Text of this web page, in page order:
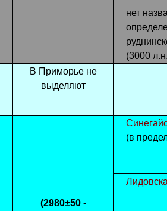
нет
(3000
В Приморье не
выделяют
(2980±50 -
(в